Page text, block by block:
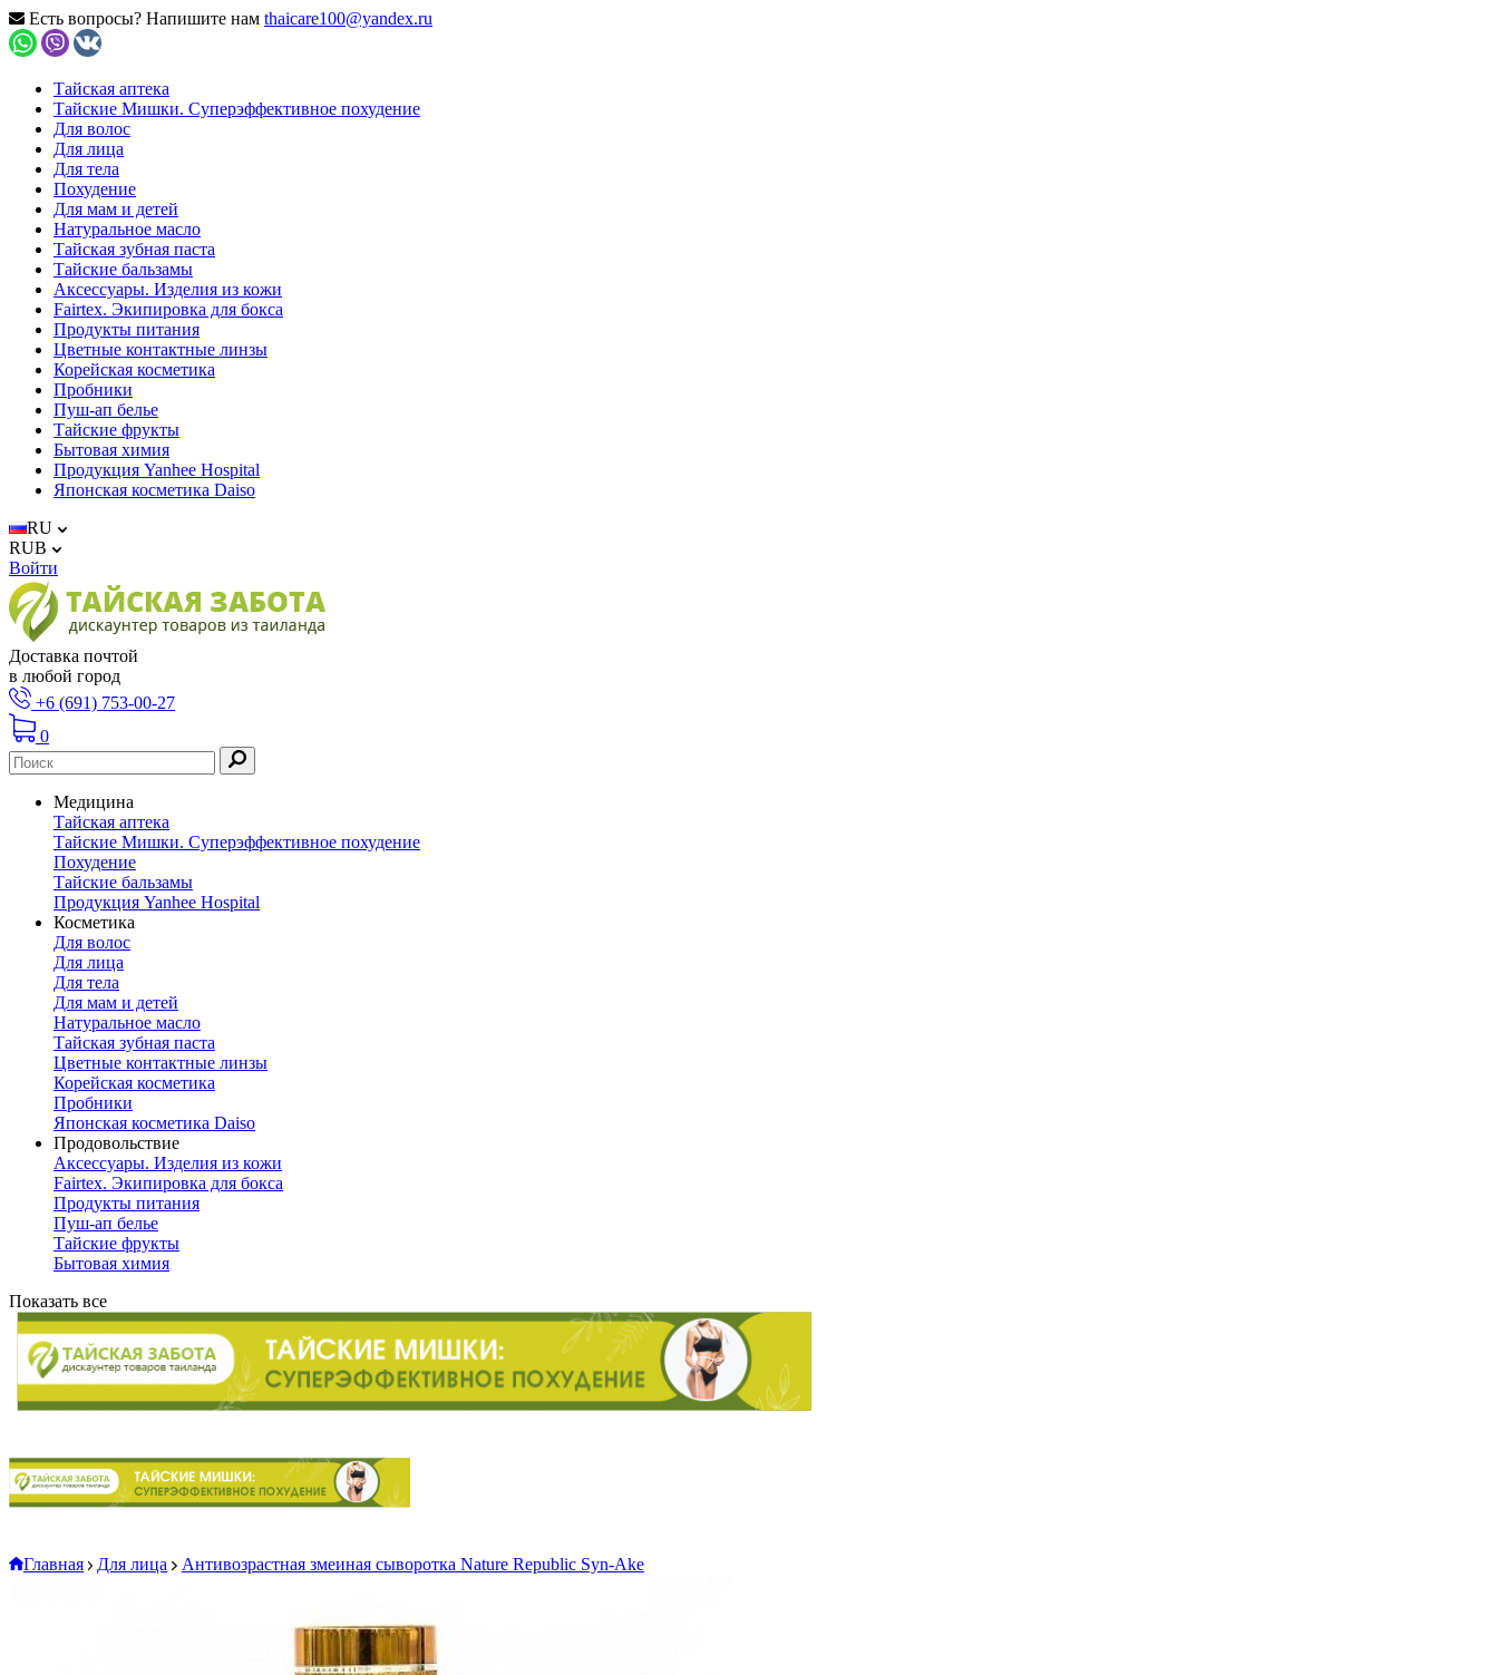
Есть вопросы? Напишите нам thaicare100@yandex.ru
Тайская аптека
Тайские Мишки. Суперэффективное похудение
Для волос
Для лица
Для тела
Похудение
Для мам и детей
Натуральное масло
Тайская зубная паста
Тайские бальзамы
Аксессуары. Изделия из кожи
Fairtex. Экипировка для бокса
Продукты питания
Цветные контактные линзы
Корейская косметика
Пробники
Пуш-ап белье
Тайские фрукты
Бытовая химия
Продукция Yanhee Hospital
Японская косметика Daiso
RU
RUB
Войти
Доставка почтой
в любой город
+6 (691) 753-00-27
0
Медицина
Тайская аптека
Тайские Мишки. Суперэффективное похудение
Похудение
Тайские бальзамы
Продукция Yanhee Hospital
Косметика
Для волос
Для лица
Для тела
Для мам и детей
Натуральное масло
Тайская зубная паста
Цветные контактные линзы
Корейская косметика
Пробники
Японская косметика Daiso
Продовольствие
Аксессуары. Изделия из кожи
Fairtex. Экипировка для бокса
Продукты питания
Пуш-ап белье
Тайские фрукты
Бытовая химия
Показать все
Главная Для лица Антивозрастная змеиная сыворотка Nature Republic Syn-Ake